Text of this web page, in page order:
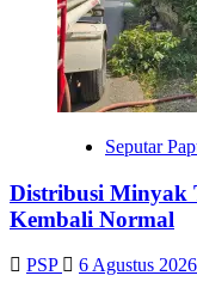
Seputar
Distribusi Minyak
Kembali Normal
PSP 6 Agustus 2026